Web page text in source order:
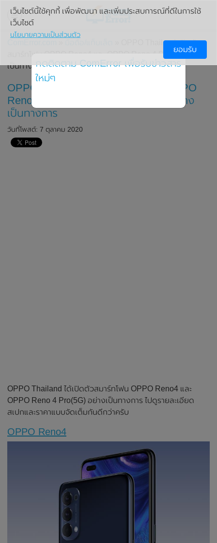
» OPPO Thailand เปิดตัว
สมาร์ทโฟน OPPO Reno4 และ OPPO Reno 4 Pro(5G) อย่าง
เป็นทางการ
OPPO Thailand เปิดตัวสมาร์ทโฟน OPPO
Reno4 และ OPPO Reno 4 Pro(5G) อย่าง
เป็นทางการ
วันที่โพสต์: 7 ตุลาคม 2020
OPPO Thailand ได้เปิดตัวสมาร์ทโฟน OPPO Reno4 และ
OPPO Reno 4 Pro(5G) อย่างเป็นทางการ ไปดูรายละเอียด
สเปกและราคาแบบจัดเต็มกันดีกว่าครับ
OPPO Reno4
เว็บไซต์นี้ใช้คุกกี้ เพื่อพัฒนา และเพิ่มประสบการณ์ที่ดีในการใช้
เว็บไซต์
นโยบายความเป็นส่วนตัว
ยอมรับ
กดติดตาม ComError เพื่อรับข่าวสาร
ใหม่ๆ